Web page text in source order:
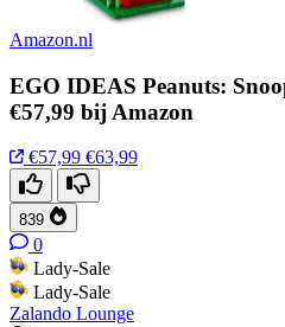
Amazon.nl
EGO IDEAS Peanuts:
€57,99 bij Amazon
€57,99 €63,99
839
0
Lady-Sale
Lady-Sale
Zalando Lounge